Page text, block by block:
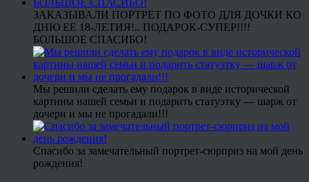
ЗАКАЗЫВАЛИ ПОРТРЕТ ПО ФОТО ДЛЯ ДОЧКИ КО
ДНЮ ЕЕ 18-ЛЕТИЯ!.. ПОДАРОК-СУПЕР!!!!
БОЛЬШОЕ СПАСИБО!
Мы решили сделать ему подарок в виде исторической
картины нашей семьи и подарить статуэтку — шарж от
дочери и мы не прогадали!!!
Спасибо за замечательный портрет-сюрприз на мой день
рождения!